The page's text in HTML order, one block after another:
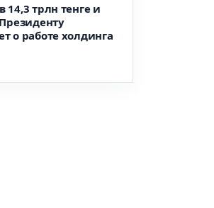
14,3 трлн тенге и
о работе холдинга